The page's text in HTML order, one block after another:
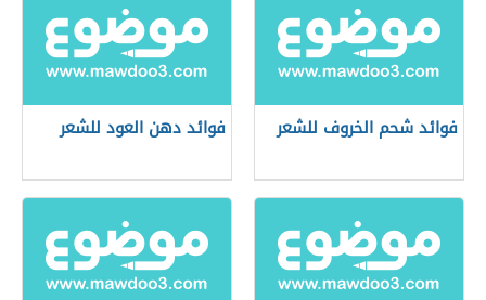
فوائد شحم الخروف للشعر فوائد دهن العود للشعر